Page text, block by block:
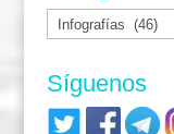
Categorías
Síguenos